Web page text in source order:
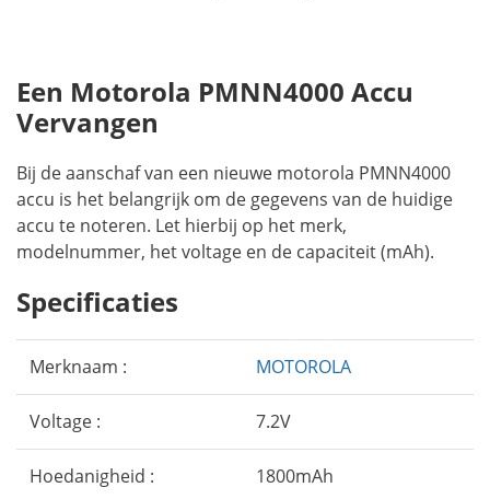
Een Motorola PMNN4000 Accu
Vervangen
Bij de aanschaf van een nieuwe motorola PMNN4000
accu is het belangrijk om de gegevens van de huidige
accu te noteren. Let hierbij op het merk,
modelnummer, het voltage en de capaciteit (mAh).
Specificaties
Merknaam : MOTOROLA
Voltage : 7.2V
Hoedanigheid : 1800mAh